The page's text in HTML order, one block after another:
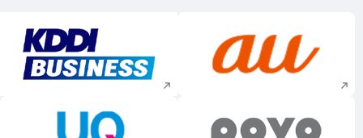
新規ウィンドウで開く 新規ウィンドウで